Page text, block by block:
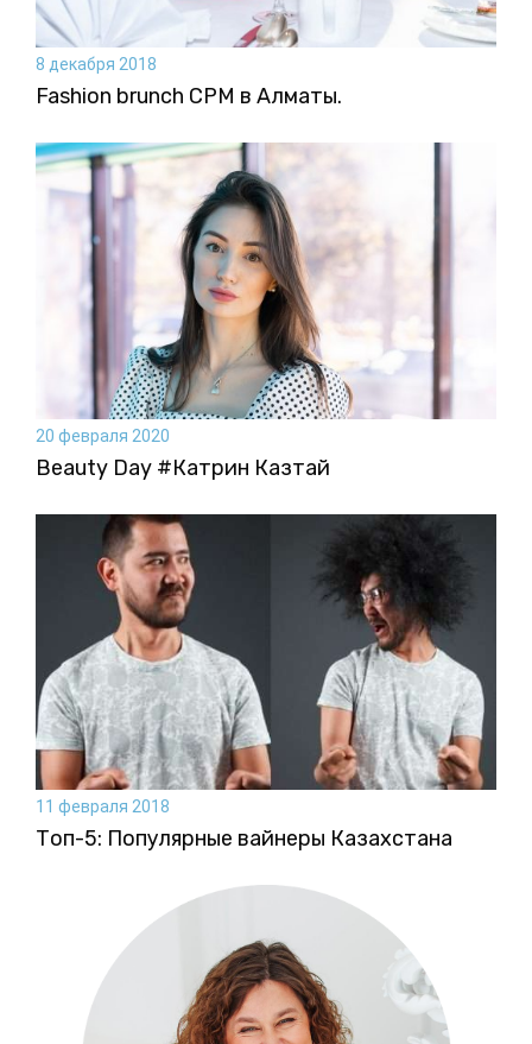
8 декабря 2018
Fashion brunch CPM в Алматы.
20 февраля 2020
Beauty Day #Катрин Казтай
11 февраля 2018
Топ-5: Популярные вайнеры Казахстана